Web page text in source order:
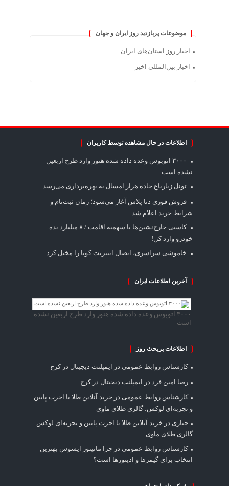
موضوعات پربازدید روز ایران و جهان
اخبار روز استان‌های ایران
اخبار بین‌المللی اخیر
اطلاعات در حال مشاهده توسط کاربران
۳۰۰۰ اتوبوس وعده داده شده هنوز وارد طرح اربعین
نشده است
تونل زیارباغ جاده هراز امسال به بهره‌برداری می‌رسد
فروش فوری دنا پلاس آغاز می‌شود؛ زمان ثبت‌نام و
شرایط خرید اعلام شد
کاسبی خارج‌نشین‌ها با سهمیه اقامت / ۸ میلیارد بده
خودرو وارد کن!
خاموشی سراسری، اتصال اینترنت کوبا را مختل کرد
آخرین اطلاعات ایران
۳۰۰۰ اتوبوس وعده داده شده هنوز وارد طرح اربعین نشده
است
اطلاعات پربحث روز
کارشناس روابط عمومی در
ایمپلنت دیجیتال در کرج
رضا امین فرد در
ایمپلنت دیجیتال در کرج
کارشناس روابط عمومی در خرید آنلاین طلا با اجرت پایین
و تجربه‌ای لوکس: گالری طلای ماوی
جباری در خرید آنلاین طلا با اجرت پایین و تجربه‌ای لوکس:
گالری طلای ماوی
کارشناس روابط عمومی در چرا مانیتور ایسوس بهترین
انتخاب برای گیمرها و ادیتورها است؟